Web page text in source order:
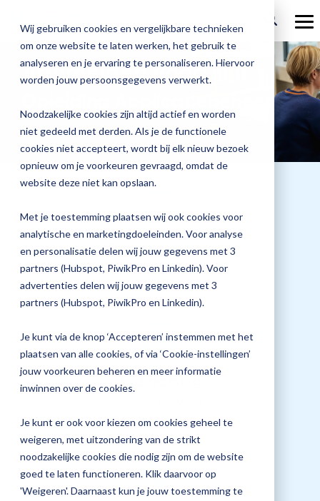
Wij gebruiken cookies en vergelijkbare technieken
om onze website te laten werken, het gebruik te
analyseren en je ervaring te personaliseren. Hiervoor
worden jouw persoonsgegevens verwerkt.
Noodzakelijke cookies zijn altijd actief en worden
niet gedeeld met derden. Als je de functionele
cookies niet accepteert, wordt bij elk nieuw bezoek
opnieuw om je voorkeuren gevraagd, omdat de
website deze niet kan opslaan.
Met je toestemming plaatsen wij ook cookies voor
analytische en marketingdoeleinden. Voor analyse
en personalisatie delen wij jouw gegevens met 3
partners (Hubspot, PiwikPro en Linkedin). Voor
advertenties delen wij jouw gegevens met 3
partners (Hubspot, PiwikPro en Linkedin).
Je kunt via de knop ‘Accepteren’ instemmen met het
plaatsen van alle cookies, of via ‘Cookie-instellingen’
jouw voorkeuren beheren en meer informatie
inwinnen over de cookies.
Je kunt er ook voor kiezen om cookies geheel te
weigeren, met uitzondering van de strikt
noodzakelijke cookies die nodig zijn om de website
goed te laten functioneren. Klik daarvoor op
'Weigeren'. Daarnaast kun je jouw toestemming te
Onze
Magister MX
Aanmelden
& verzuim
Magister To do
Magister Join
Magister Inzicht
Magister Kluisjes
alle
oplossingen
hoe
Magister is
Docenten
Onderwijsondersteunend personeel
Leerlingen
Ouders
Onze
Check-up
Quickscan
Applicatiebeheer
Overstappen
Academy
Training op jouw school
Praktische informatie
Met
Check-
Over Magister
Actueel
Magister Journaal
Over ons
Werken bij Magister
Gebruikerspanel
Media & Pers
Aanmelden voor:
Datum training
26 oktober 2026
Tijd training